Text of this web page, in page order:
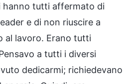
hanno tutti affermato di
e di non riuscire a
al lavoro. Erano tutti
a tutti i diversi
dedicarmi; richiedevano